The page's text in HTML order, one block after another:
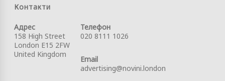
Контакти
Адрес
158 High Street
London E15 2FW
United Kingdom
Телефон
020 8111 1026
Email
advertising@novini.london